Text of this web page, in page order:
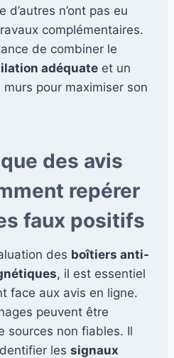
n’ont pas eu
complémentaires.
de combiner le
adéquate et un
pour maximiser son
des avis
repérer
faux positifs
des boîtiers anti-
, il est essentiel
face aux avis en ligne.
peuvent être
sources non fiables. Il
les signaux